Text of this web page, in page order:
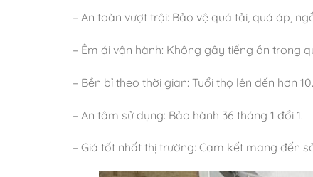
– An toàn vượt trội: Bảo vệ quá tải, quá áp,
– Êm ái vận hành: Không gây tiếng ồn trong
– Bền bỉ theo thời gian: Tuổi thọ lên đến hơn
– An tâm sử dụng: Bảo hành 36 tháng 1 đổi 1.
– Giá tốt nhất thị trường: Cam kết mang đến